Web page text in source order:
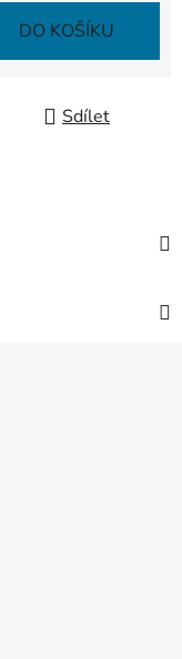
DO KOŠÍKU
Sdílet